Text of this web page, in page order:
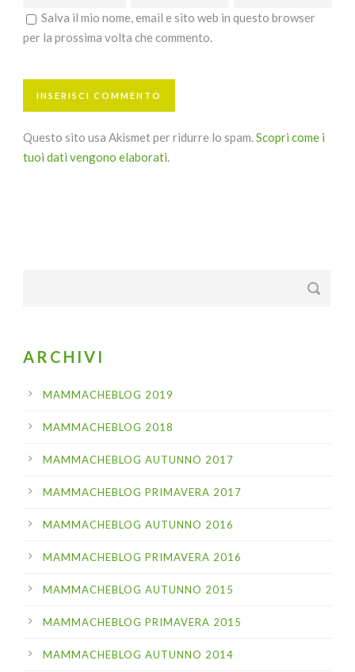
Salva il mio nome, email e sito web in questo browser
per la prossima volta che commento.
Questo sito usa Akismet per ridurre lo spam.Scopri come i
tuoi dati vengono elaborati.
ARCHIVI
MAMMACHEBLOG 2019
MAMMACHEBLOG 2018
MAMMACHEBLOG AUTUNNO 2017
MAMMACHEBLOG PRIMAVERA 2017
MAMMACHEBLOG AUTUNNO 2016
MAMMACHEBLOG PRIMAVERA 2016
MAMMACHEBLOG AUTUNNO 2015
MAMMACHEBLOG PRIMAVERA 2015
MAMMACHEBLOG AUTUNNO 2014